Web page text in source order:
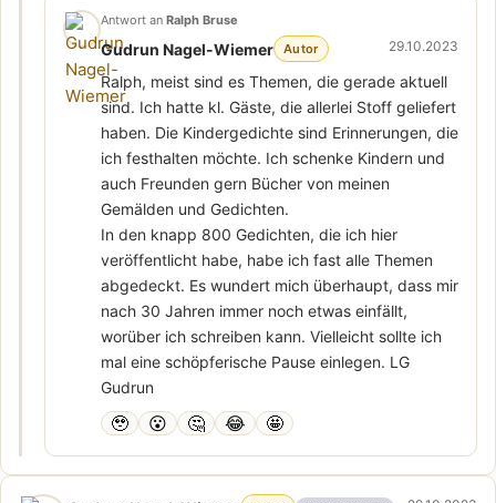
Antwort an Ralph Bruse
Gudrun Nagel-Wiemer Autor 29.10.2023
Ralph, meist sind es Themen, die gerade aktuell
sind. Ich hatte kl. Gäste, die allerlei Stoff geliefert
haben. Die Kindergedichte sind Erinnerungen, die
ich festhalten möchte. Ich schenke Kindern und
auch Freunden gern Bücher von meinen
Gemälden und Gedichten.
In den knapp 800 Gedichten, die ich hier
veröffentlicht habe, habe ich fast alle Themen
abgedeckt. Es wundert mich überhaupt, dass mir
nach 30 Jahren immer noch etwas einfällt,
worüber ich schreiben kann. Vielleicht sollte ich
mal eine schöpferische Pause einlegen. LG
Gudrun
🥹 😮 🤔 😂 🤩